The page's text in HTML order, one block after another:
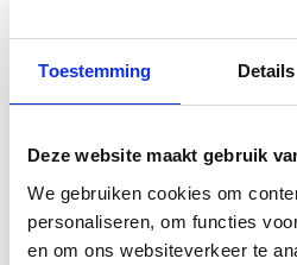
Toestemming Details
Deze website maakt gebruik
We gebruiken cookies om
personaliseren, om functies
en om ons websiteverkeer te
producten